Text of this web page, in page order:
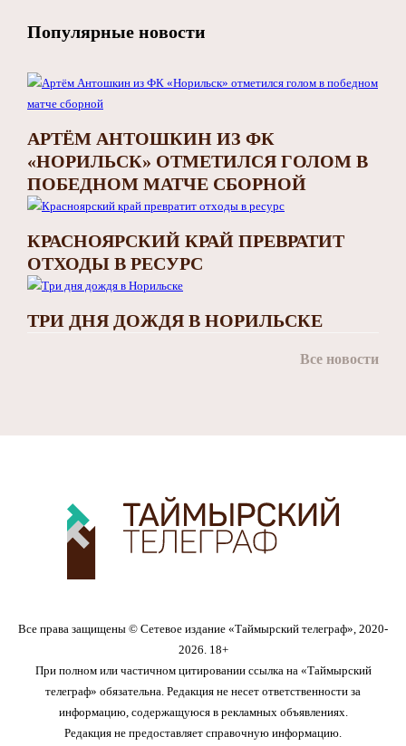
Популярные новости
АРТЁМ АНТОШКИН ИЗ ФК
«НОРИЛЬСК» ОТМЕТИЛСЯ ГОЛОМ В
ПОБЕДНОМ МАТЧЕ СБОРНОЙ
КРАСНОЯРСКИЙ КРАЙ ПРЕВРАТИТ
ОТХОДЫ В РЕСУРС
ТРИ ДНЯ ДОЖДЯ В НОРИЛЬСКЕ
Все новости
Все права защищены © Сетевое издание «Таймырский телеграф», 2020-
2026. 18+
При полном или частичном цитировании ссылка на «Таймырский
телеграф» обязательна. Редакция не несет ответственности за
информацию, содержащуюся в рекламных объявлениях.
Редакция не предоставляет справочную информацию.